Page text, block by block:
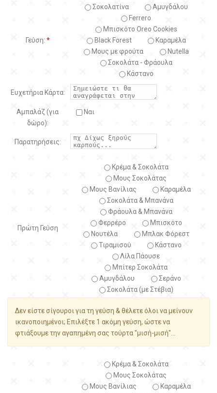
Γεύση: *
Σοκολατίνα
Αμυγδάλου
Ferrero
Μπισκότο Oreo Cookies
Black Forest
Kαραμέλα
Μους με φρούτα
Nutella
Σοκολάτα - Φράουλα
Κάστανο
Ευχετήρια Κάρτα:
Αμπαλάζ (για
δώρο):
Ναι
Παρατηρήσεις:
Πρώτη Γεύση
Κρέμα & Σοκολάτα
Μους Σοκολάτας
Μους Βανίλιας
Καραμέλα
Σοκολάτα & Μπανάνα
Φράουλα & Μπανάνα
Φερρέρο
Μπισκότο
Νουτέλα
Μπλακ Φόρεστ
Τιραμισού
Κάστανο
Λίλα Πάουσε
Μπίτερ Σοκολάτα
Αμυγδάλου
Σεράνο
Σοκολάτα (με Στέβια)
Δεν είστε σίγουροι για τη γεύση & θέλετε όλοι να μείνουν
ικανοποιημένοι; Επιλέξτε 1 ακόμη γεύση, ώστε να
φτιάξουμε την αγαπημένη σας τούρτα "μισή-μισή"...
Κρέμα & Σοκολάτα
Μους Σοκολάτας
Μους Βανίλιας
Καραμέλα